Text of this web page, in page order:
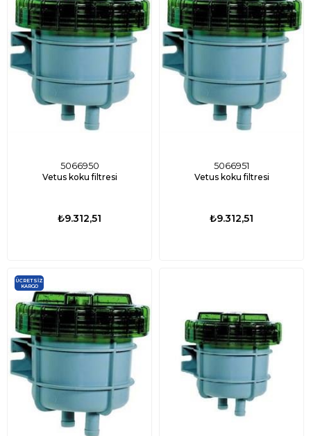
5066950
Vetus koku filtresi
₺9.312,51
5066951
Vetus koku filtresi
₺9.312,51
ÜCRETSIZ
KARGO